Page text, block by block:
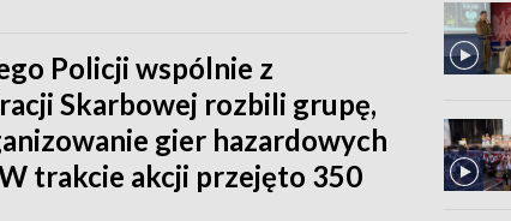
Policji wspólnie z
Skarbowej rozbili grupę,
gier hazardowych
trakcie akcji przejęto 350